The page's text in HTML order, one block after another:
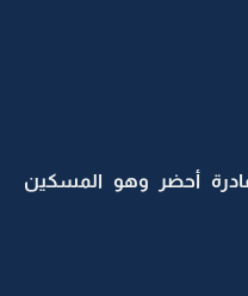
أحضر وهو المسكين